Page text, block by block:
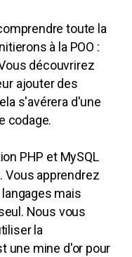
toute la
à la POO :
découvrirez
ajouter des
s'avérera d'une
codage.
PHP et MySQL
Vous apprendrez
mais
Nous vous
la
une mine d'or pour